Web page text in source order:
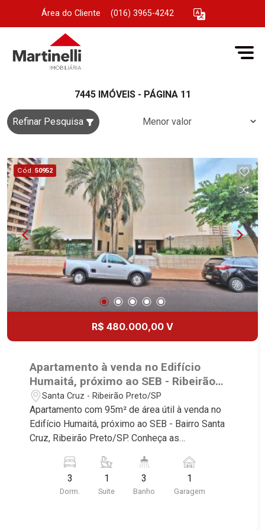
Área do Cliente (016) 3965-4242
7445 IMÓVEIS - PÁGINA 11
Refinar Pesquisa
Cód. 50952
R$ 480.000,00 V
Apartamento à venda no Edifício
Humaitá, próximo ao SEB - Ribeirão
Preto/SP.
Santa Cruz - Ribeirão Preto/SP
Apartamento com 95m² de área útil à venda no
Edifício Humaitá, próximo ao SEB - Bairro Santa
Cruz, Ribeirão Preto/SP. Conheça as
Imobiliária selecionou para você: - 95m² de área
útil - 3 dormitórios com armários, sendo 1 suíte -
Banheiro social - Sala 3 ambientes - Cozinha
3
Dorm.
1
Suite
3
Banho
1
Garagem